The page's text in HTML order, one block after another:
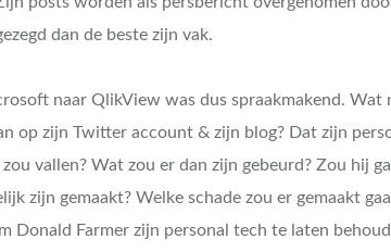
dan de beste zijn vak.
naar QlikView was dus spraakmakend. Wat
op zijn Twitter account & zijn blog? Dat zijn
vallen? Wat zou er dan zijn gebeurd? Zou hij
zijn gemaakt? Welke schade zou er gemaakt
Donald Farmer zijn personal tech te laten